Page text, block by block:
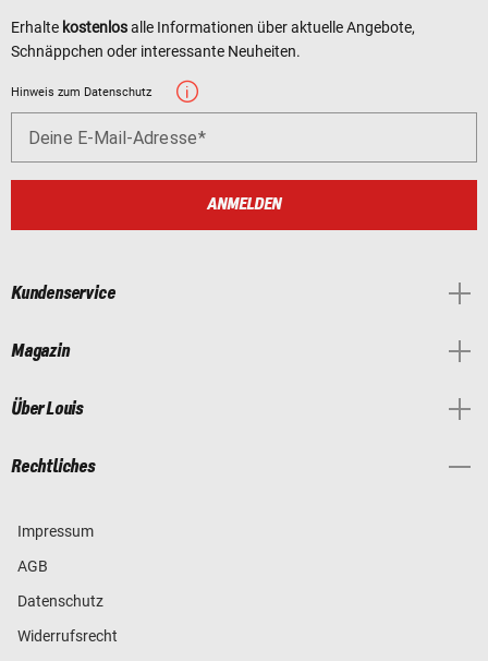
Erhalte kostenlosalle Informationen über aktuelle Angebote,
Schnäppchen oder interessante Neuheiten.
Hinweis zum Datenschutz
Deine E-Mail-Adresse
ANMELDEN
Kundenservice
Magazin
Über Louis
Rechtliches
Impressum
AGB
Datenschutz
Widerrufsrecht